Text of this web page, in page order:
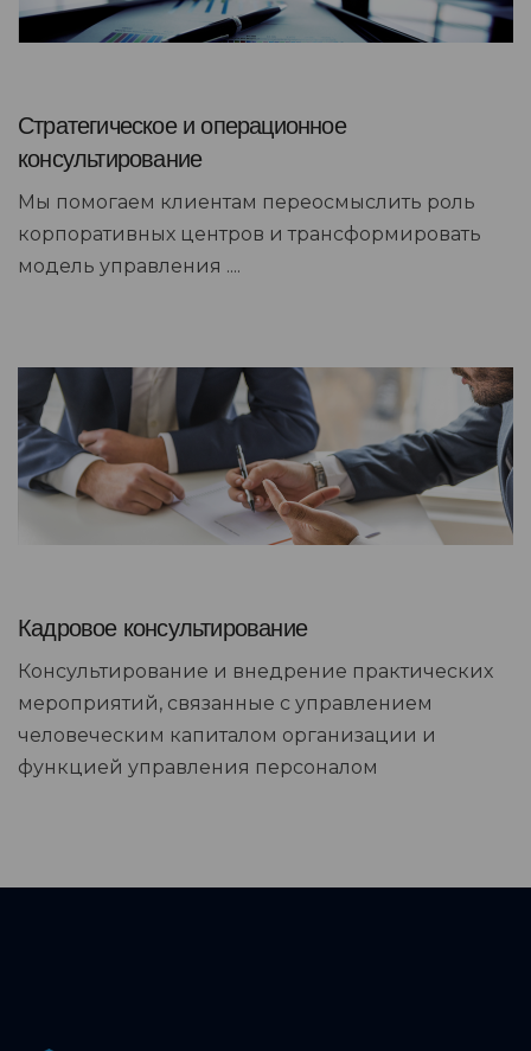
Стратегическое и операционное
консультирование
Мы помогаем клиентам переосмыслить роль
корпоративных центров и трансформировать
модель управления ....
Кадровое консультирование
Консультирование и внедрение практических
мероприятий, связанные с управлением
человеческим капиталом организации и
функцией управления персоналом